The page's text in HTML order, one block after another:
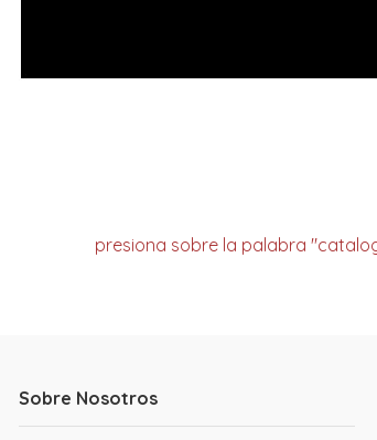
presiona sobre la palabra
Sobre Nosotros